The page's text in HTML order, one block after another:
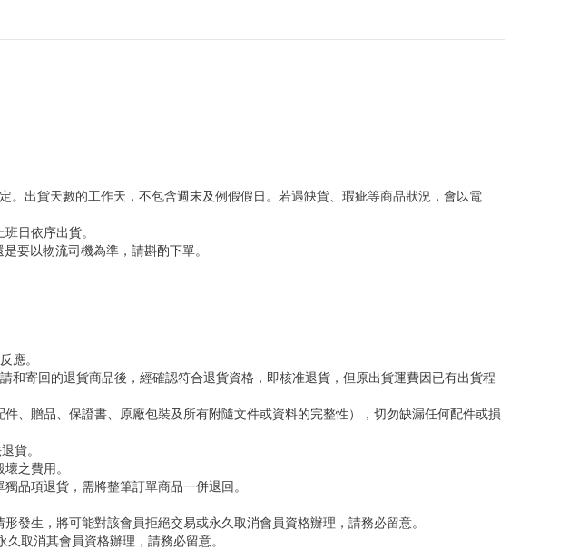
出貨天數的工作天，不包含週末及例假假日。若遇缺貨、瑕疵等商品狀況，會以電
日依序出貨。
要以物流司機為準，請斟酌下單。
應。
寄回的退貨商品後，經確認符合退貨資格，即核准退貨，但原出貨運費因已有出貨程
、贈品、保證書、原廠包裝及所有附隨文件或資料的完整性），切勿缺漏任何配件或損
貨。
之費用。
品項退貨，需將整筆訂單商品一併退回。
發生，將可能對該會員拒絕交易或永久取消會員資格辦理，請務必留意。
取消其會員資格辦理，請務必留意。